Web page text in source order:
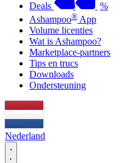
Deals
%
Ashampoo® App
Volume licenties
Wat is Ashampoo?
Marketplace-partners
Tips en trucs
Downloads
Ondersteuning
Nederland